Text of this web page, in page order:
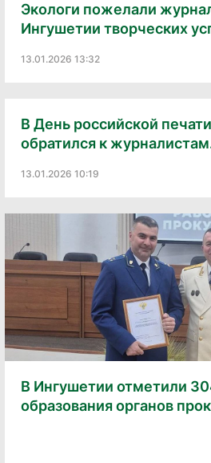
Экологи пожелали
Ингушетии творческих
13.01.2026 13:32
В День российской
обратился к
13.01.2026 10:19
В Ингушетии отметили
образования органов